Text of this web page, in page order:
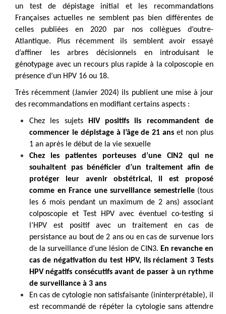
un test de dépistage initial et les recommandations
Françaises actuelles ne semblent pas bien différentes de
celles publiées en 2020 par nos collègues d’outre-
Atlantique. Plus récemment ils semblent avoir essayé
d’affiner les arbres décisionnels en introduisant le
génotypage avec un recours plus rapide à la colposcopie en
présence d’un HPV 16 ou 18.
Très récemment (Janvier 2024) ils publient une mise à jour
des recommandations en modifiant certains aspects :
Chez les sujets
HIV positifs ils recommandent de
commencer le dépistage à l’âge de 21 ans et non plus
1 an après le début de la vie sexuelle
Chez les patientes porteuses d’une CIN2 qui ne
souhaitent pas bénéficier d’un traitement afin de
protéger leur avenir obstétrical, il est proposé
comme en France une surveillance semestrielle(tous
les 6 mois pendant un maximum de 2 ans) associant
colposcopie et Test HPV avec éventuel co-testing si
l’HPV est positif avec un traitement en cas de
persistance au bout de 2 ans ou en cas de survenue lors
de la surveillance d’une lésion de CIN3. En revanche en
cas de négativation du test HPV, ils réclament 3 Tests
HPV négatifs consécutifs avant de passer à un rythme
de surveillance à 3 ans
En cas de cytologie non satisfaisante (ininterprétable), il
est recommandé de répéter la cytologie sans attendre